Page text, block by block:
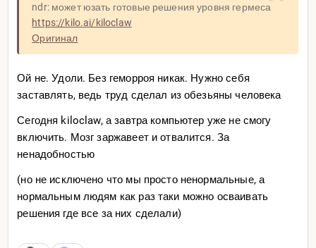
ndr: может юзать готовые решения уровня гермеса
https://kilo.ai/kiloclaw
Оригинал
Ой не. Удоли. Без геморроя никак. Нужно себя
заставлять, ведь труд сделал из обезьяны человека
Сегодня kiloclaw, а завтра компьютер уже не смогу
включить. Мозг заржавеет и отвалится. За
ненадобностью
(но не исключено что мы просто ненормальные, а
нормальным людям как раз таки можно осваивать
решения где все за них сделали)